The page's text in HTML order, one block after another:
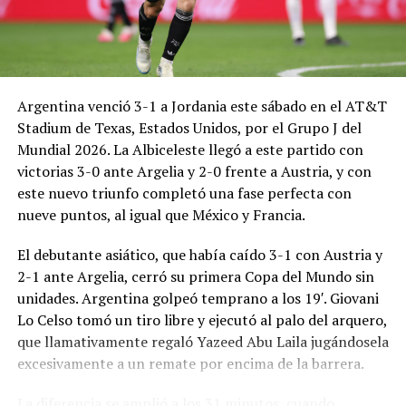
Argentina venció 3-1 a Jordania este sábado en el AT&T
Stadium de Texas, Estados Unidos, por el Grupo J del
Mundial 2026. La Albiceleste llegó a este partido con
victorias 3-0 ante Argelia y 2-0 frente a Austria, y con
este nuevo triunfo completó una fase perfecta con
nueve puntos, al igual que México y Francia.
El debutante asiático, que había caído 3-1 con Austria y
2-1 ante Argelia, cerró su primera Copa del Mundo sin
unidades. Argentina golpeó temprano a los 19′. Giovani
Lo Celso tomó un tiro libre y ejecutó al palo del arquero,
que llamativamente regaló Yazeed Abu Laila jugándosela
excesivamente a un remate por encima de la barrera.